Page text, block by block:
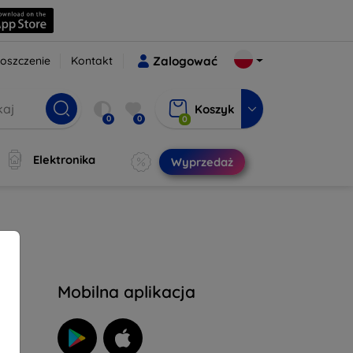
Kontakt Zalogować
0 0 0
Koszyk
Elektronika Wyprzedaż
Mobilna aplikacja